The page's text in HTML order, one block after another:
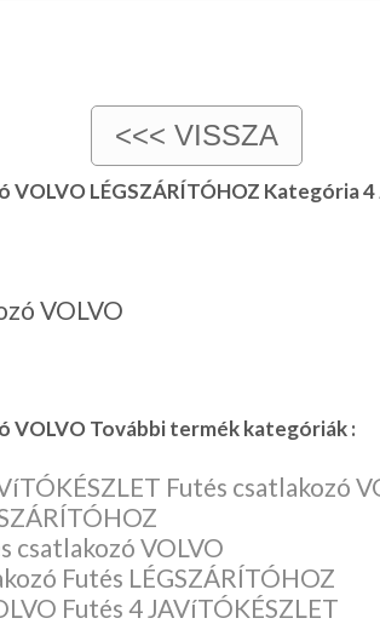
VOLVO LÉGSZÁRÍTÓHOZ Kategória 4
VOLVO
VOLVO További termék kategóriák :
Futés csatlakozó
csatlakozó VOLVO
Futés LÉGSZÁRÍTÓHOZ
Futés 4 JAVíTÓKÉSZLET